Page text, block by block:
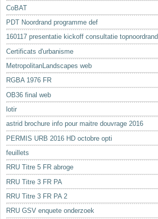
CoBAT
PDT Noordrand programme def
160117 presentatie kickoff consultatie topnoordrand
Certificats d'urbanisme
MetropolitanLandscapes web
RGBA 1976 FR
OB36 final web
lotir
astrid brochure info pour maitre douvrage 2016
PERMIS URB 2016 HD octobre opti
feuillets
RRU Titre 5 FR abroge
RRU Titre 3 FR PA
RRU Titre 3 FR PA 2
RRU GSV enquete onderzoek